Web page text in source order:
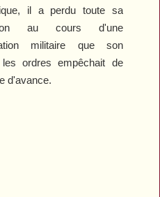
il a perdu toute sa
au cours d'une
militaire que son
ordres empêchait de
d'avance.